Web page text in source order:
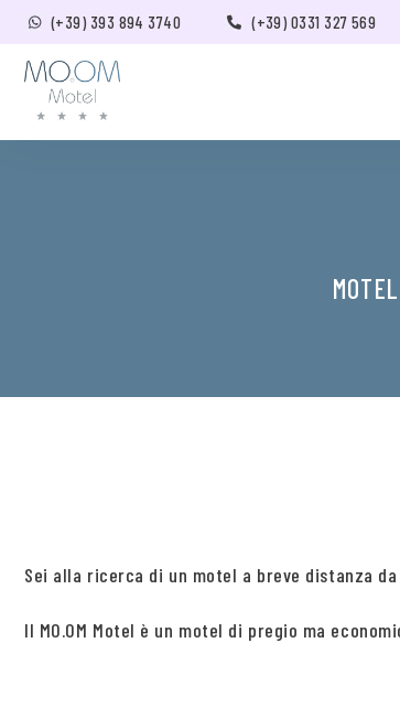
(+39) 393 894 3740 (+39) 0331 327 569
Sei alla ricerca di un motel a breve distanza
Il MO.OM Motel è un motel di pregio ma